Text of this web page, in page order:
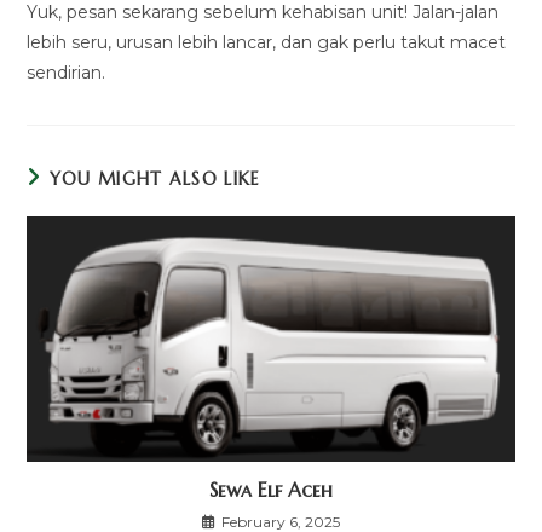
Yuk, pesan sekarang sebelum kehabisan unit! Jalan-jalan
lebih seru, urusan lebih lancar, dan gak perlu takut macet
sendirian.
YOU MIGHT ALSO LIKE
Sewa Elf Aceh
February 6, 2025